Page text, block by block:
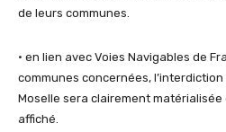
de leurs communes.
• en lien avec Voies Navigables de
communes concernées, l’interdiction
Moselle sera clairement
affiché.